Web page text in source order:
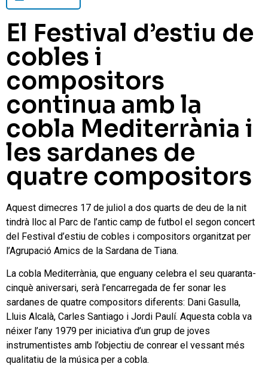
El Festival d’estiu de
cobles i
compositors
continua amb la
cobla Mediterrània i
les sardanes de
quatre compositors
Aquest dimecres 17 de juliol a dos quarts de deu de la nit
tindrà lloc al Parc de l’antic camp de futbol el segon concert
del Festival d’estiu de cobles i compositors organitzat per
l’Agrupació Amics de la Sardana de Tiana.
La cobla Mediterrània, que enguany celebra el seu quaranta-
cinquè aniversari, serà l’encarregada de fer sonar les
sardanes de quatre compositors diferents: Dani Gasulla,
Lluis Alcalà, Carles Santiago i Jordi Paulí. Aquesta cobla va
néixer l’any 1979 per iniciativa d’un grup de joves
instrumentistes amb l’objectiu de conrear el vessant més
qualitatiu de la música per a cobla.